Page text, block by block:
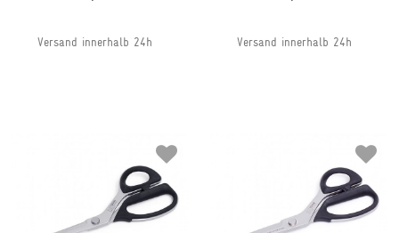
Versand innerhalb 24h Versand innerhalb 24h